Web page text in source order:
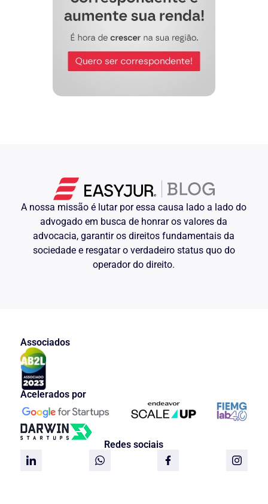
A nossa missão é lutar por essa causa lado a lado do
advogado em busca de honrar os valores da
advocacia, garantir os direitos fundamentais da
sociedade e resgatar o verdadeiro status quo do
operador do direito.
Associados
Acelerados por
Redes sociais